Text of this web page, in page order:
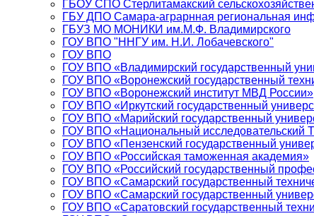
ГБОУ СПО Стерлитамакский
ГБУ ДПО Самара-аграрнная региональная
ГБУЗ МО МОНИКИ им.М.Ф. Владимирского
ГОУ ВПО "ННГУ им. Н.И. Лобачевского"
ГОУ ВПО
ГОУ ВПО «Владимирский государственный
ГОУ ВПО «Воронежский государственный
ГОУ ВПО «Воронежский институт МВД России»
ГОУ ВПО «Иркутский государственный
ГОУ ВПО «Марийский государственный
ГОУ ВПО «Национальный исследовательский
ГОУ ВПО «Пензенский государственный
ГОУ ВПО «Российская таможенная академия»
ГОУ ВПО «Российский государственный
ГОУ ВПО «Самарский государственный
ГОУ ВПО «Самарский государственный
ГОУ ВПО «Саратовский государственный